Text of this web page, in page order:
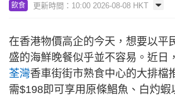
飲食 更新時間：10:00 2026-08-08 HKT
在香港物價高企的今天，想要以平
盛的海鮮晚餐似乎並不容易。近日
荃灣香車街街市熟食中心的大排檔
需$198即可享用原條鯧魚、白灼蝦